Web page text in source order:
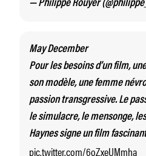
— Philippe Rouyer
May December
Pour les besoins d’un film,
son modèle, une femme
passion transgressive. Le
le simulacre, le mensonge,
Haynes signe un film
pic.twitter.com/6oZxeUMmha